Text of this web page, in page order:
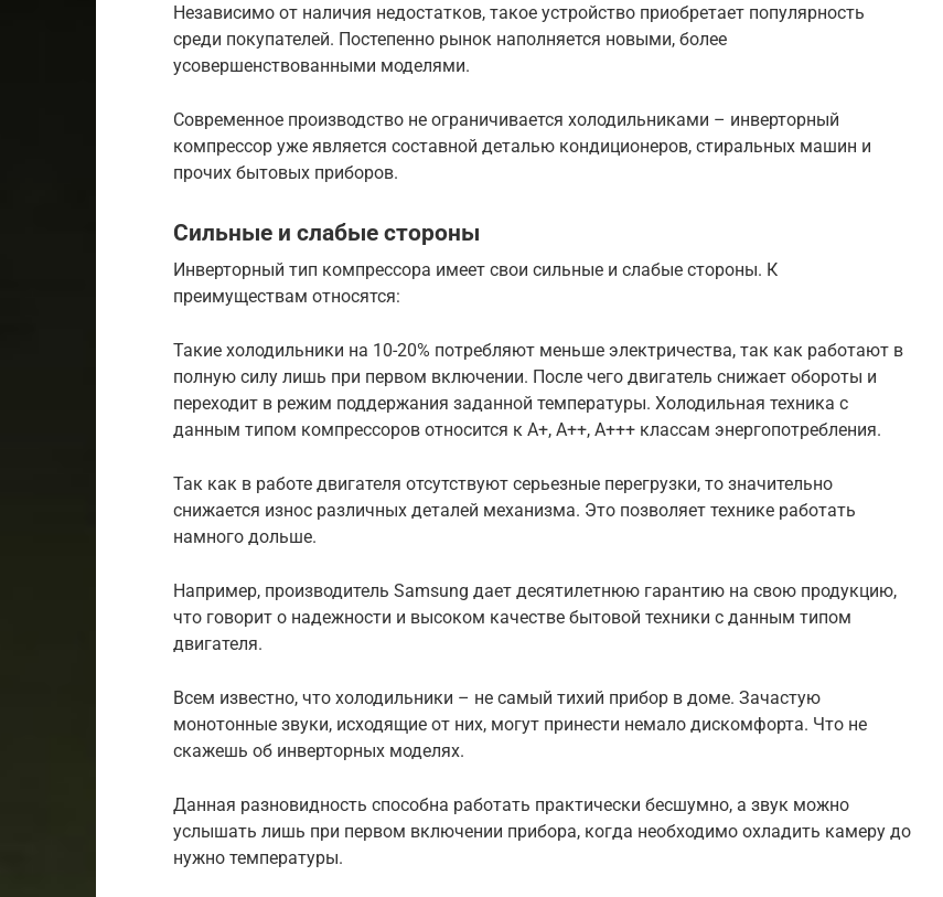
Независимо от наличия недостатков, такое устройство приобретает популярность
среди покупателей. Постепенно рынок наполняется новыми, более
усовершенствованными моделями.
Современное производство не ограничивается холодильниками – инверторный
компрессор уже является составной деталью кондиционеров, стиральных машин и
прочих бытовых приборов.
Сильные и слабые стороны
Инверторный тип компрессора имеет свои сильные и слабые стороны. К
преимуществам относятся:
Такие холодильники на 10-20% потребляют меньше электричества, так как работают в
полную силу лишь при первом включении. После чего двигатель снижает обороты и
переходит в режим поддержания заданной температуры. Холодильная техника с
данным типом компрессоров относится к А+, А++, А+++ классам энергопотребления.
Так как в работе двигателя отсутствуют серьезные перегрузки, то значительно
снижается износ различных деталей механизма. Это позволяет технике работать
намного дольше.
Например, производитель Samsung дает десятилетнюю гарантию на свою продукцию,
что говорит о надежности и высоком качестве бытовой техники с данным типом
двигателя.
Всем известно, что холодильники – не самый тихий прибор в доме. Зачастую
монотонные звуки, исходящие от них, могут принести немало дискомфорта. Что не
скажешь об инверторных моделях.
Данная разновидность способна работать практически бесшумно, а звук можно
услышать лишь при первом включении прибора, когда необходимо охладить камеру до
нужно температуры.